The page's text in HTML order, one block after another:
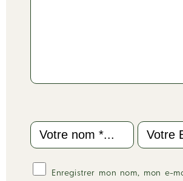
Enregistrer mon nom, mon e-